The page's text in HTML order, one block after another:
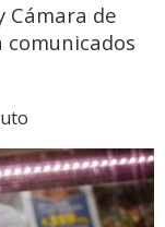
Cámara de
comunicados